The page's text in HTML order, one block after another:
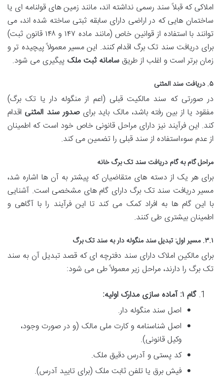
املاکی که قبلاً سند رسمی نداشته اند، مانند زمین های قولنامه ای یا
ساختمان هایی که در اراضی دارای سابقه ثبتی ساخته شده اند، می
توانند با استفاده از قوانین خاص (مانند ماده ۱۴۷ و ۱۴۸ قانون ثبت)
برای دریافت سند تک برگ اقدام کنند. این مسیر معمولاً پیچیده تر و
زمان برتر است و اغلب از طریق سامانه ثبت ملک پیگیری می شود.
۵. دریافت سند المثنی
در صورتی که سند مالکیت قبلی (اعم از منگوله دار یا تک برگ)
مفقود یا از بین رفته باشد، مالک باید برایصدور سند المثنی اقدام
کند. این فرآیند نیز دارای مراحل قانونی خاص خود است که اطمینان
از عدم سوءاستفاده از سند قبلی را تضمین می کند.
مراحل گام به گام دریافت سند تک برگ خانه
برای هر یک از دسته های متقاضیان که پیشتر به آن ها اشاره شد،
مسیر دریافت سند تک برگ دارای گام های مشخصی است. آشنایی
با این گام ها به افراد کمک می کند تا این فرآیند را با آگاهی و
اطمینان بیشتری طی کنند.
۳.۱. مسیر اول: تبدیل سند منگوله دار به سند تک برگ
برای مالکین املاک دارای سند دفترچه ای که قصد تبدیل آن به سند
تک برگ را دارند، مراحل زیر معمولاً طی می شود:
گام ۱: آماده سازی مدارک اولیه:
اصل سند منگوله دار.
اصل شناسنامه و کارت ملی مالک (و در صورت وجود،
وکیل قانونی).
کد پستی و آدرس دقیق ملک.
فیش برق یا تلفن ثابت ملک (برای تایید آدرس).